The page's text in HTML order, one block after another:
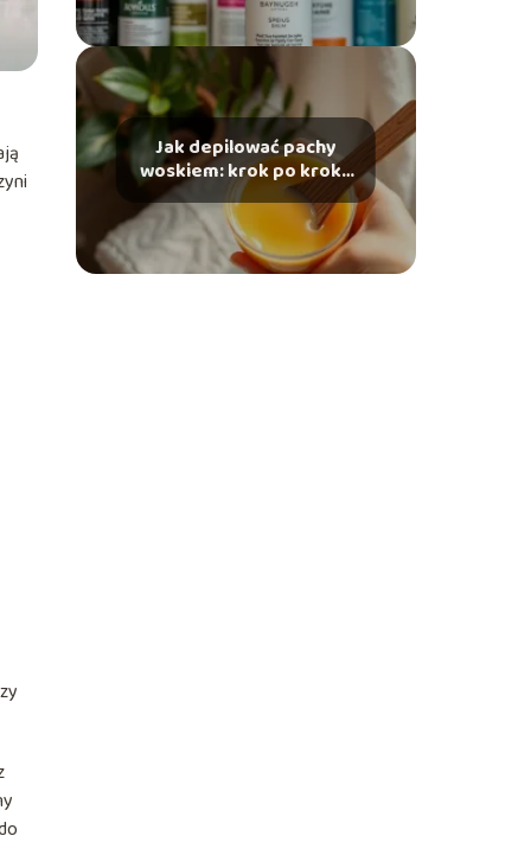
Jak depilować pachy
woskiem: krok po kroku
do gładkiej skóry